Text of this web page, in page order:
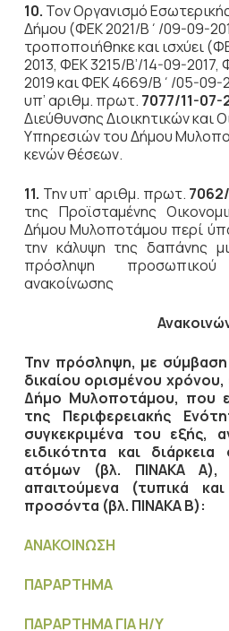
10. Τον Οργανισμό
Δήμου (ΦΕΚ 2021/Β΄/09-09-
τροποποιήθηκε και ισχύει
2013, ΦΕΚ 3215/Β’/14-09-2017,
2019 και ΦΕΚ 4669/Β΄/05-09-
υπ’ αριθμ. πρωτ. 7077/11-07-
Διεύθυνσης Διοικητικών και
Υπηρεσιών του Δήμου
κενών θέσεων.
11. Την υπ’ αριθμ. πρωτ.
της Προϊσταμένης
Δήμου Μυλοποτάμου περί
την κάλυψη της δαπάνης
πρόσληψη
ανακοίνωσης
Την πρόσληψη, με σύμβαση
δικαίου ορισμένου
Δήμο Μυλοποτάμου, που
της Περιφερειακής
συγκεκριμένα του εξής,
ειδικότητα και
ατόμων (βλ. ΠΙΝΑΚΑ Α),
απαιτούμενα (τυπικά
προσόντα (βλ. ΠΙΝΑΚΑ Β):
ΑΝΑΚΟΙΝΩΣΗ
ΠΑΡΑΡΤΗΜΑ
ΠΑΡΑΡΤΗΜΑ ΓΙΑ Η/Υ